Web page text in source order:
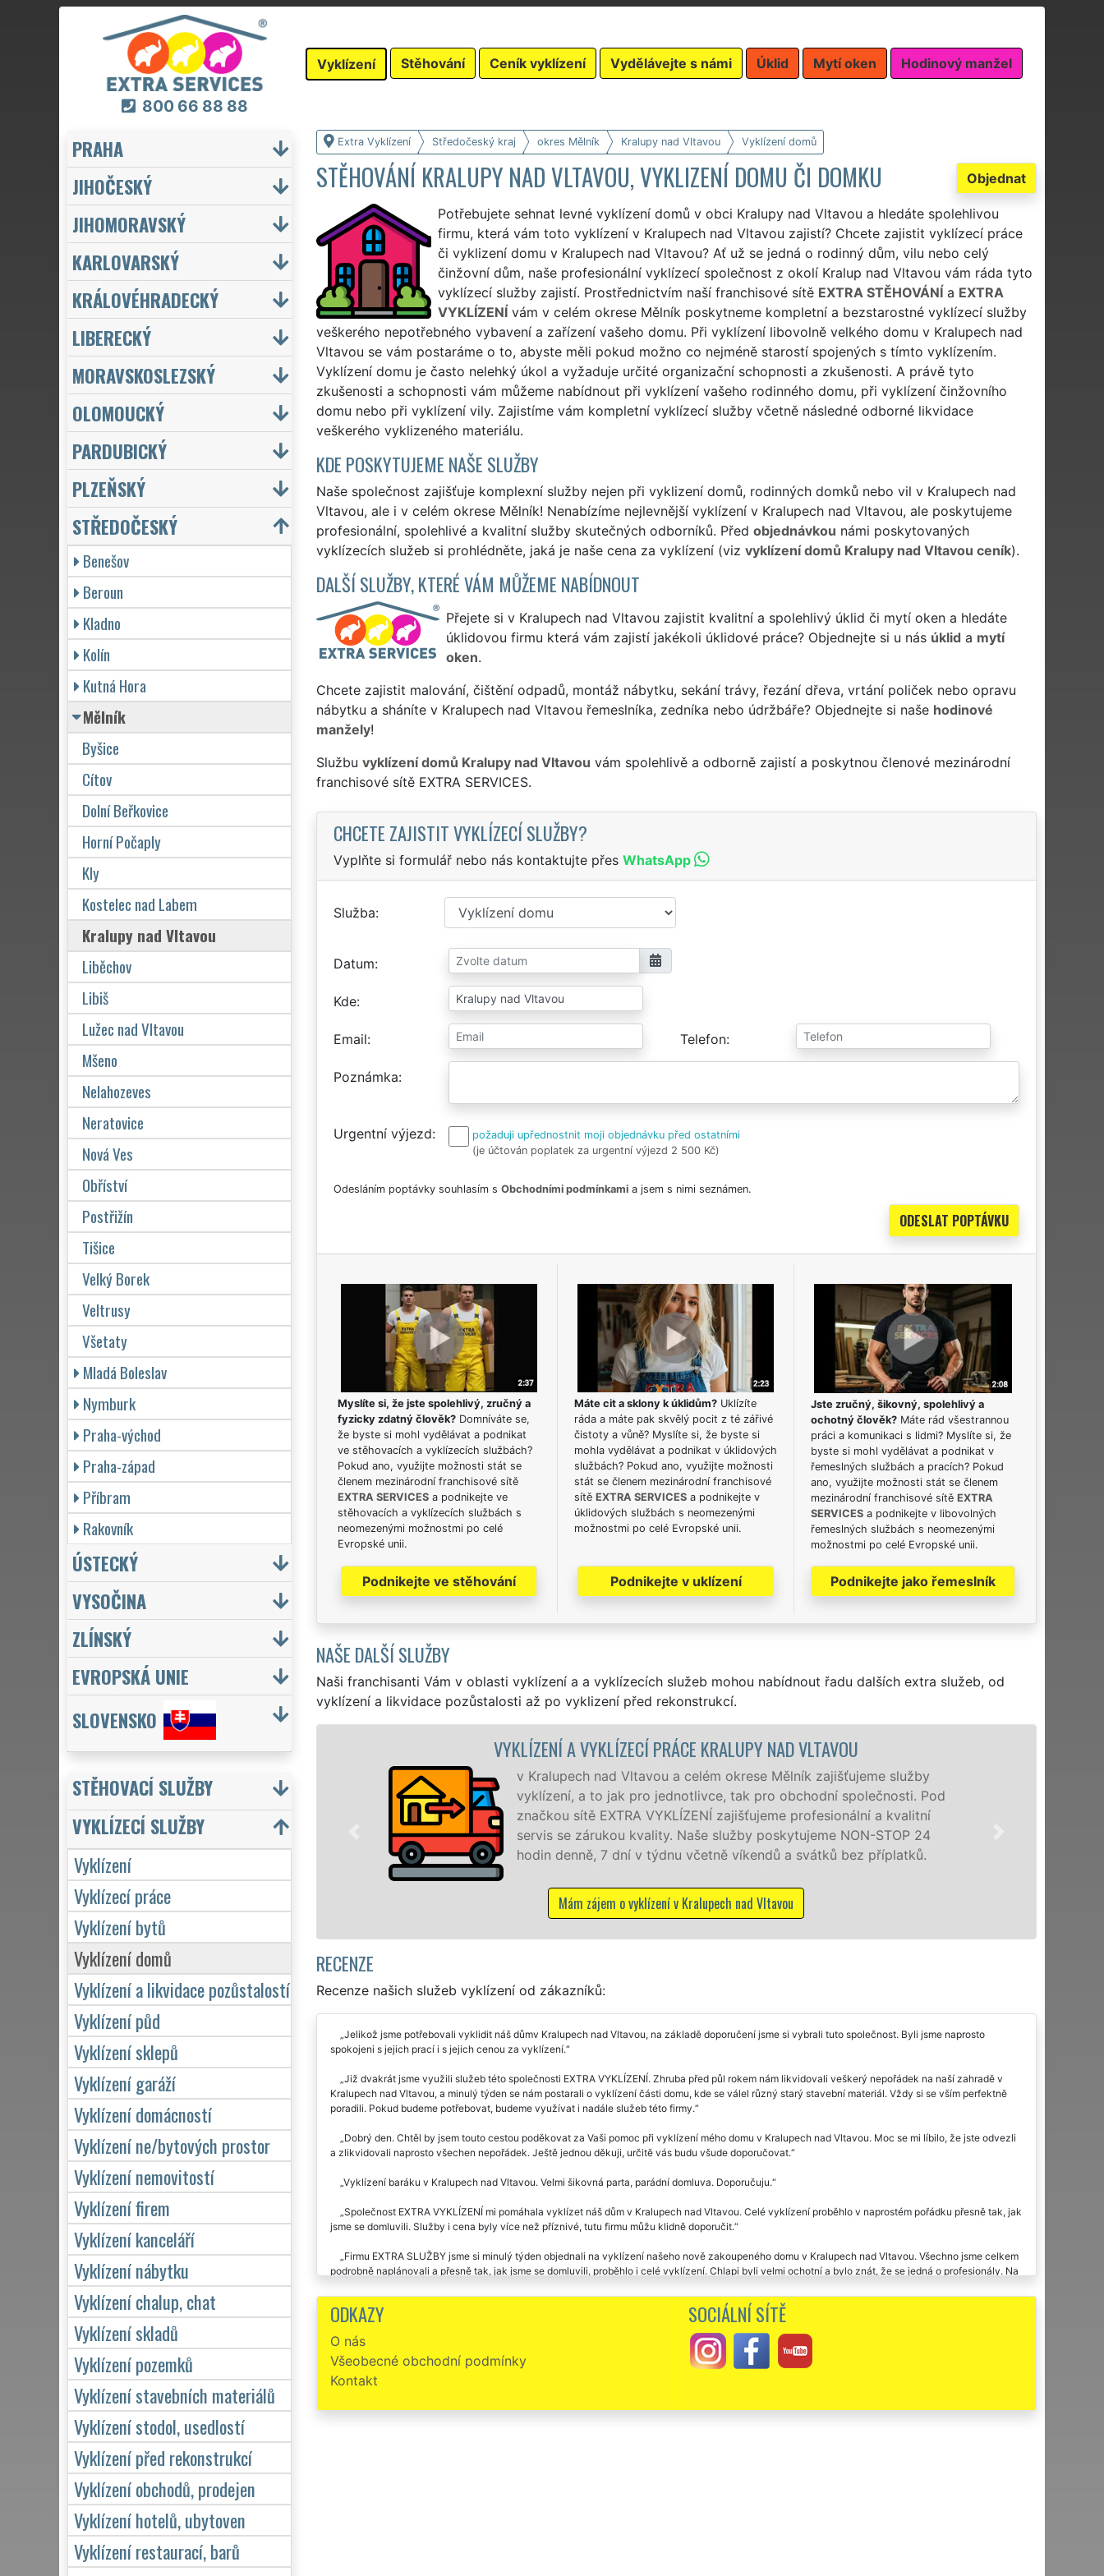
800 66 88 88
Vyklízení Stěhování Ceník vyklízení Vydělávejte s námi Úklid Mytí oken Hodinový manžel
Extra Vyklízení Středočeský kraj okres Mělník Kralupy nad Vltavou Vyklízení domů
Objednat
STĚHOVÁNÍ KRALUPY NAD VLTAVOU, VYKLIZENÍ DOMU ČI DOMKU
Potřebujete sehnat levné vyklízení domů v obci Kralupy nad Vltavou a hledáte spolehlivou
firmu, která vám toto vyklízení v Kralupech nad Vltavou zajistí? Chcete zajistit vyklízecí práce
či vyklizení domu v Kralupech nad Vltavou? Ať už se jedná o rodinný dům, vilu nebo celý
činžovní dům, naše profesionální vyklízecí společnost z okolí Kralup nad Vltavou vám ráda tyto
vyklízecí služby zajistí. Prostřednictvím naší franchisové sítě EXTRA STĚHOVÁNÍa EXTRA
VYKLÍZENÍvám v celém okrese Mělník poskytneme kompletní a bezstarostné vyklízecí služby
veškerého nepotřebného vybavení a zařízení vašeho domu. Při vyklízení libovolně velkého domu v Kralupech nad
Vltavou se vám postaráme o to, abyste měli pokud možno co nejméně starostí spojených s tímto vyklízením.
Vyklízení domu je často nelehký úkol a vyžaduje určité organizační schopnosti a zkušenosti. A právě tyto
zkušenosti a schopnosti vám můžeme nabídnout při vyklízení vašeho rodinného domu, při vyklízení činžovního
domu nebo při vyklízení vily. Zajistíme vám kompletní vyklízecí služby včetně následné odborné likvidace
veškerého vyklizeného materiálu.
KDE POSKYTUJEME NAŠE SLUŽBY
Naše společnost zajišťuje komplexní služby nejen při vyklizení domů, rodinných domků nebo vil v Kralupech nad
Vltavou, ale i v celém okrese Mělník! Nenabízíme nejlevnější vyklízení v Kralupech nad Vltavou, ale poskytujeme
profesionální, spolehlivé a kvalitní služby skutečných odborníků. Před objednávkou námi poskytovaných
vyklízecích služeb si prohlédněte, jaká je naše cena za vyklízení (viz vyklízení domů Kralupy nad Vltavou ceník).
DALŠÍ SLUŽBY, KTERÉ VÁM MŮŽEME NABÍDNOUT
Přejete si v Kralupech nad Vltavou zajistit kvalitní a spolehlivý úklid či mytí oken a hledáte
úklidovou firmu která vám zajistí jakékoli úklidové práce? Objednejte si u nás úklid a mytí
oken.
Chcete zajistit malování, čištění odpadů, montáž nábytku, sekání trávy, řezání dřeva, vrtání poliček nebo opravu
nábytku a sháníte v Kralupech nad Vltavou řemeslníka, zedníka nebo údržbáře? Objednejte si naše hodinové
manžely!
Službu vyklízení domů Kralupy nad Vltavou vám spolehlivě a odborně zajistí a poskytnou členové mezinárodní
franchisové sítě EXTRA SERVICES.
CHCETE ZAJISTIT VYKLÍZECÍ SLUŽBY?
Vyplňte si formulář nebo nás kontaktujte přes WhatsApp
Služba
Datum
Kde
Email Telefon
Poznámka
Urgentní výjezd
požaduji upřednostnit moji objednávku před ostatními
(je účtován poplatek za urgentní výjezd 2 500 Kč)
Odesláním poptávky souhlasím s Obchodními podmínkamia jsem s nimi seznámen.
Myslíte si, že jste spolehlivý, zručný a
fyzicky zdatný člověk?Domníváte se,
že byste si mohl vydělávat a podnikat
ve stěhovacích a vyklízecích službách?
Pokud ano, využijte možnosti stát se
členem mezinárodní franchisové sítě
EXTRA SERVICESa podnikejte ve
stěhovacích a vyklízecích službách s
neomezenými možnostmi po celé
Evropské unii.
Podnikejte ve stěhování
Máte cit a sklony k úklidům?Uklízíte
ráda a máte pak skvělý pocit z té zářivé
čistoty a vůně? Myslíte si, že byste si
mohla vydělávat a podnikat v úklidových
službách? Pokud ano, využijte možnosti
stát se členem mezinárodní franchisové
sítě EXTRA SERVICESa podnikejte v
úklidových službách s neomezenými
možnostmi po celé Evropské unii.
Podnikejte v uklízení
Jste zručný, šikovný, spolehlivý a
ochotný člověk? Máte rád všestrannou
práci a komunikaci s lidmi? Myslíte si, že
byste si mohl vydělávat a podnikat v
řemeslných službách a pracích? Pokud
ano, využijte možnosti stát se členem
mezinárodní franchisové sítě EXTRA
SERVICES a podnikejte v libovolných
řemeslných službách s neomezenými
možnostmi po celé Evropské unii.
Podnikejte jako řemeslník
NAŠE DALŠÍ SLUŽBY
Naši franchisanti Vám v oblasti vyklízení a a vyklízecích služeb mohou nabídnout řadu dalších extra služeb, od
vyklízení a likvidace pozůstalosti až po vyklizení před rekonstrukcí.
VYKLÍZENÍ A VYKLÍZECÍ PRÁCE KRALUPY NAD VLTAVOU
v Kralupech nad Vltavou a celém okrese Mělník zajišťujeme služby
vyklízení, a to jak pro jednotlivce, tak pro obchodní společnosti. Pod
značkou sítě EXTRA VYKLÍZENÍ zajišťujeme profesionální a kvalitní
servis se zárukou kvality. Naše služby poskytujeme NON-STOP 24
hodin denně, 7 dní v týdnu včetně víkendů a svátků bez příplatků.
Společnost EXTRA
poboček levné, přesto
nad Vltavou a okolí.
osobám se zárukou kvalitně
příplatků.
RECENZE
Recenze našich služeb vyklízení od zákazníků:
Jelikož jsme potřebovali vyklidit náš důmv Kralupech nad Vltavou, na základě doporučení jsme si vybrali tuto společnost. Byli jsme naprosto
spokojeni s jejich prací i s jejich cenou za vyklízení.
Již dvakrát jsme využili služeb této společnosti EXTRA VYKLÍZENÍ. Zhruba před půl rokem nám likvidovali veškerý nepořádek na naší zahradě v
Kralupech nad Vltavou, a minulý týden se nám postarali o vyklízení části domu, kde se válel různý starý stavební materiál. Vždy si se vším perfektně
poradili. Pokud budeme potřebovat, budeme využívat i nadále služeb této firmy.
Dobrý den. Chtěl by jsem touto cestou poděkovat za Vaši pomoc při vyklízení mého domu v Kralupech nad Vltavou. Moc se mi líbilo, že jste odvezli
a zlikvidovali naprosto všechen nepořádek. Ještě jednou děkuji, určitě vás budu všude doporučovat.
Vyklízení baráku v Kralupech nad Vltavou. Velmi šikovná parta, parádní domluva. Doporučuju.
Společnost EXTRA VYKLÍZENÍ mi pomáhala vyklízet náš dům v Kralupech nad Vltavou. Celé vyklízení proběhlo v naprostém pořádku přesně tak, jak
jsme se domluvili. Služby i cena byly více než příznivé, tutu firmu můžu klidně doporučit.
Firmu EXTRA SLUŽBY jsme si minulý týden objednali na vyklízení našeho nově zakoupeného domu v Kralupech nad Vltavou. Všechno jsme celkem
podrobně naplánovali a přesně tak, jak jsme se domluvili, proběhlo i celé vyklízení. Chlapi byli velmi ochotní a bylo znát, že se jedná o profesionály. Na
Chtěla bych sem moc moc poděkovat chlapcům ze společnosti extra vyklízení, kteří nám zajišťovaly kompletní vyklízení a likvidaci veškerého
Od této společnosti jsme si objednali vyklízení domu v Kralupech nad Vltavou. Rychlá a velmi kvalitní práce, doporučujeme.
ODKAZY
O nás
Všeobecné obchodní podmínky
Kontakt
SOCIÁLNÍ SÍTĚ
PRAHA
JIHOČESKÝ
JIHOMORAVSKÝ
KARLOVARSKÝ
KRÁLOVÉHRADECKÝ
LIBERECKÝ
MORAVSKOSLEZSKÝ
OLOMOUCKÝ
PARDUBICKÝ
PLZEŇSKÝ
STŘEDOČESKÝ
Benešov
Beroun
Kladno
Kolín
Kutná Hora
Mělník
Byšice
Cítov
Dolní Beřkovice
Horní Počaply
Kly
Kostelec nad Labem
Kralupy nad Vltavou
Liběchov
Libiš
Lužec nad Vltavou
Mšeno
Nelahozeves
Neratovice
Nová Ves
Obříství
Postřižín
Tišice
Velký Borek
Veltrusy
Všetaty
Mladá Boleslav
Nymburk
Praha-východ
Praha-západ
Příbram
Rakovník
ÚSTECKÝ
VYSOČINA
ZLÍNSKÝ
EVROPSKÁ UNIE
SLOVENSKO
STĚHOVACÍ SLUŽBY
VYKLÍZECÍ SLUŽBY
Vyklízení
Vyklízecí práce
Vyklízení bytů
Vyklízení domů
Vyklízení a likvidace pozůstalostí
Vyklízení půd
Vyklízení sklepů
Vyklízení garáží
Vyklízení domácností
Vyklízení ne/bytových prostor
Vyklízení nemovitostí
Vyklízení firem
Vyklízení kanceláří
Vyklízení nábytku
Vyklízení chalup, chat
Vyklízení skladů
Vyklízení pozemků
Vyklízení stavebních materiálů
Vyklízení stodol, usedlostí
Vyklízení před rekonstrukcí
Vyklízení obchodů, prodejen
Vyklízení hotelů, ubytoven
Vyklízení restaurací, barů